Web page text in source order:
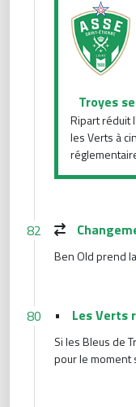
Troyes
Ripart réduit
les Verts à
82
Ben Old prend
80 • Les Verts
Si les Bleus de
pour le moment